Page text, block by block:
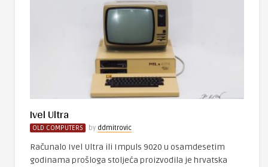
Ivel Ultra
OLD COMPUTERS by ddmitrovic
Računalo Ivel Ultra ili Impuls 9020 u osamdesetim
godinama prošloga stoljeća proizvodila je hrvatska